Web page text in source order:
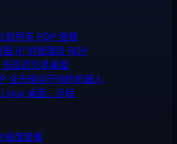
较所有 RDP 套餐
国 IP 的管理员 RDP
低延迟交易桌面
全天候运行你的机器人
Linux 桌面，远程
磁盘套餐